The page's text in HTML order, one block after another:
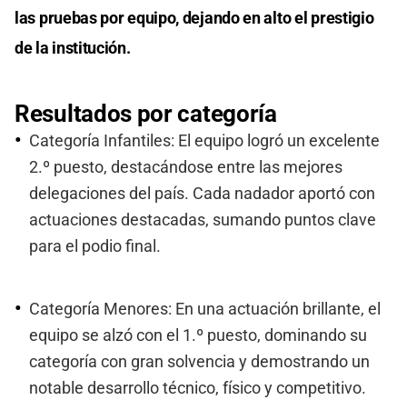
las pruebas por equipo, dejando en alto el prestigio
de la institución.
Resultados por categoría
Categoría Infantiles: El equipo logró un excelente
2.º puesto, destacándose entre las mejores
delegaciones del país. Cada nadador aportó con
actuaciones destacadas, sumando puntos clave
para el podio final.
Categoría Menores: En una actuación brillante, el
equipo se alzó con el 1.º puesto, dominando su
categoría con gran solvencia y demostrando un
notable desarrollo técnico, físico y competitivo.